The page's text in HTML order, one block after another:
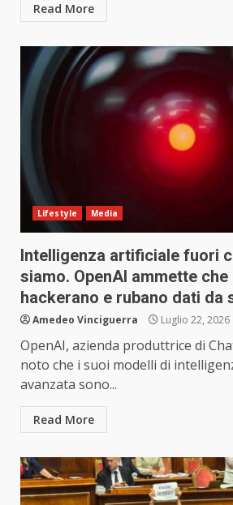
Read More
Lifestyle Media
Intelligenza artificiale fuori
siamo. OpenAI ammette
hackerano e rubano dati da
Amedeo Vinciguerra Luglio 22, 2026
OpenAI, azienda produttrice di
noto che i suoi modelli di
avanzata sono...
Read More